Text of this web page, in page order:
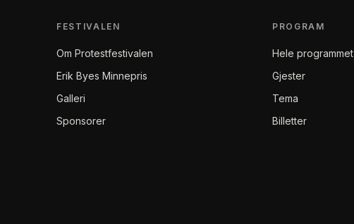
FESTIVALEN
Om Protestfestivalen
Erik Byes Minnepris
Galleri
Sponsorer
PROGRAM
Hele programmet
Gjester
Tema
Billetter